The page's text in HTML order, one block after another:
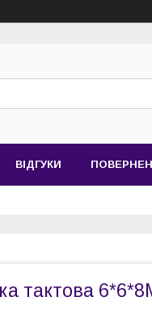
ВІДГУКИ
тактова